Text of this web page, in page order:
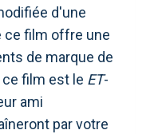
d'une
ce film offre une
de marque de
film est le ET-
ami
par votre